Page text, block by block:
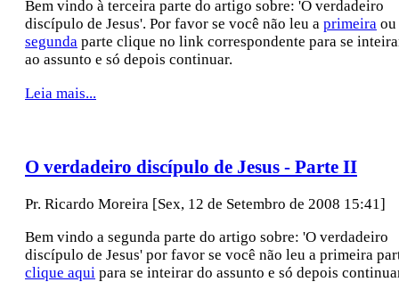
Bem vindo à terceira parte do artigo sobre: 'O verdadeiro
discípulo de Jesus'. Por favor se você não leu a primeira ou
segunda parte clique no link correspondente para se
ao assunto e só depois continuar.
Leia mais...
O verdadeiro discípulo de Jesus - Parte II
Pr. Ricardo Moreira [Sex, 12 de Setembro de 2008 15:41]
Bem vindo a segunda parte do artigo sobre: 'O verdadeiro
discípulo de Jesus' por favor se você não leu a primeira
clique aqui para se inteirar do assunto e só depois